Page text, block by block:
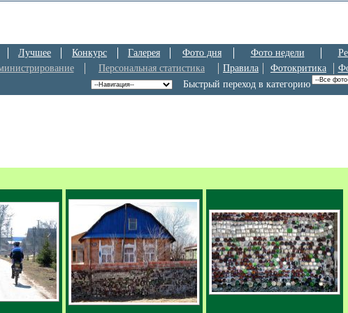
Лучшее Конкурс Галерея Фото дня Фото недели
Персональная статистика Правила Фотокритика
Быстрый переход в категорию